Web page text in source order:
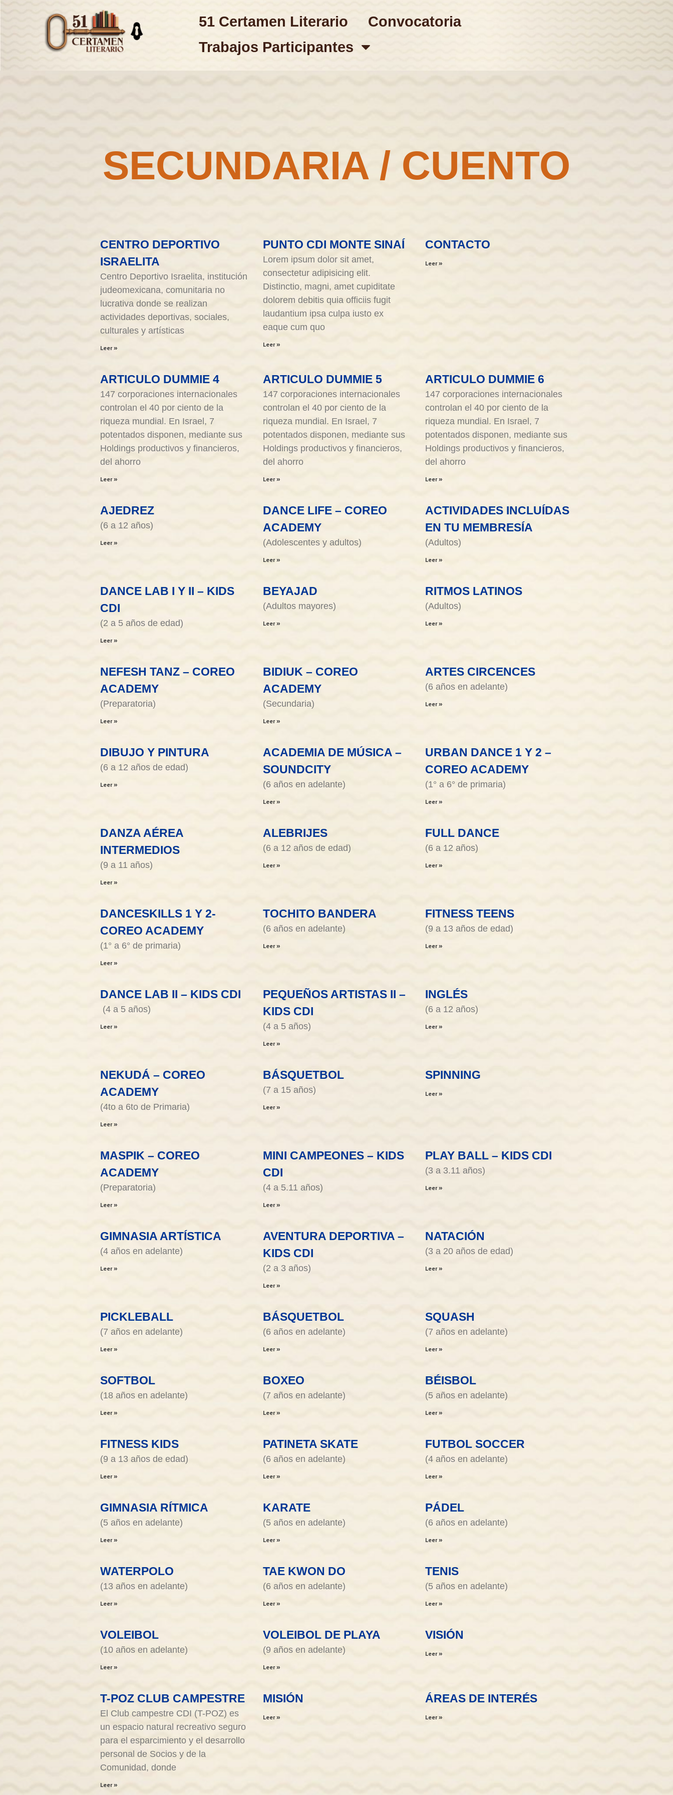
51 Certamen Literario
Convocatoria
Trabajos Participantes
SECUNDARIA / CUENTO
CENTRO DEPORTIVO
ISRAELITA
Centro Deportivo Israelita, institución
judeomexicana, comunitaria no
lucrativa donde se realizan
actividades deportivas, sociales,
culturales y artísticas
Leer »
PUNTO CDI MONTE SINAÍ
Lorem ipsum dolor sit amet,
consectetur adipisicing elit.
Distinctio, magni, amet cupiditate
dolorem debitis quia officiis fugit
laudantium ipsa culpa iusto ex
eaque cum quo
Leer »
CONTACTO
Leer »
ARTICULO DUMMIE 4
147 corporaciones internacionales
controlan el 40 por ciento de la
riqueza mundial. En Israel, 7
potentados disponen, mediante sus
Holdings productivos y financieros,
del ahorro
Leer »
ARTICULO DUMMIE 5
147 corporaciones internacionales
controlan el 40 por ciento de la
riqueza mundial. En Israel, 7
potentados disponen, mediante sus
Holdings productivos y financieros,
del ahorro
Leer »
ARTICULO DUMMIE 6
147 corporaciones internacionales
controlan el 40 por ciento de la
riqueza mundial. En Israel, 7
potentados disponen, mediante sus
Holdings productivos y financieros,
del ahorro
Leer »
AJEDREZ
(6 a 12 años)
Leer »
DANCE LIFE – COREO
ACADEMY
(Adolescentes y adultos)
Leer »
ACTIVIDADES INCLUÍDAS
EN TU MEMBRESÍA
(Adultos)
Leer »
DANCE LAB I Y II – KIDS
CDI
(2 a 5 años de edad)
Leer »
BEYAJAD
(Adultos mayores)
Leer »
RITMOS LATINOS
(Adultos)
Leer »
NEFESH TANZ – COREO
ACADEMY
(Preparatoria)
Leer »
BIDIUK – COREO
ACADEMY
(Secundaria)
Leer »
ARTES CIRCENCES
(6 años en adelante)
Leer »
DIBUJO Y PINTURA
(6 a 12 años de edad)
Leer »
ACADEMIA DE MÚSICA –
SOUNDCITY
(6 años en adelante)
Leer »
URBAN DANCE 1 Y 2 –
COREO ACADEMY
(1° a 6° de primaria)
Leer »
DANZA AÉREA
INTERMEDIOS
(9 a 11 años)
Leer »
ALEBRIJES
(6 a 12 años de edad)
Leer »
FULL DANCE
(6 a 12 años)
Leer »
DANCESKILLS 1 Y 2-
COREO ACADEMY
(1° a 6° de primaria)
Leer »
TOCHITO BANDERA
(6 años en adelante)
Leer »
FITNESS TEENS
(9 a 13 años de edad)
Leer »
DANCE LAB II – KIDS CDI
(4 a 5 años)
Leer »
PEQUEÑOS ARTISTAS II –
KIDS CDI
(4 a 5 años)
Leer »
INGLÉS
(6 a 12 años)
Leer »
NEKUDÁ – COREO
ACADEMY
(4to a 6to de Primaria)
Leer »
BÁSQUETBOL
(7 a 15 años)
Leer »
SPINNING
Leer »
MASPIK – COREO
ACADEMY
(Preparatoria)
Leer »
MINI CAMPEONES – KIDS
CDI
(4 a 5.11 años)
Leer »
PLAY BALL – KIDS CDI
(3 a 3.11 años)
Leer »
GIMNASIA ARTÍSTICA
(4 años en adelante)
Leer »
AVENTURA DEPORTIVA –
KIDS CDI
(2 a 3 años)
Leer »
NATACIÓN
(3 a 20 años de edad)
Leer »
PICKLEBALL
(7 años en adelante)
Leer »
BÁSQUETBOL
(6 años en adelante)
Leer »
SQUASH
(7 años en adelante)
Leer »
SOFTBOL
(18 años en adelante)
Leer »
BOXEO
(7 años en adelante)
Leer »
BÉISBOL
(5 años en adelante)
Leer »
FITNESS KIDS
(9 a 13 años de edad)
Leer »
PATINETA SKATE
(6 años en adelante)
Leer »
FUTBOL SOCCER
(4 años en adelante)
Leer »
GIMNASIA RÍTMICA
(5 años en adelante)
Leer »
KARATE
(5 años en adelante)
Leer »
PÁDEL
(6 años en adelante)
Leer »
WATERPOLO
(13 años en adelante)
Leer »
TAE KWON DO
(6 años en adelante)
Leer »
TENIS
(5 años en adelante)
Leer »
VOLEIBOL
(10 años en adelante)
Leer »
VOLEIBOL DE PLAYA
(9 años en adelante)
Leer »
VISIÓN
Leer »
T-POZ CLUB CAMPESTRE
El Club campestre CDI (T-POZ) es
un espacio natural recreativo seguro
para el esparcimiento y el desarrollo
personal de Socios y de la
Comunidad, donde
Leer »
MISIÓN
Leer »
ÁREAS DE INTERÉS
Leer »